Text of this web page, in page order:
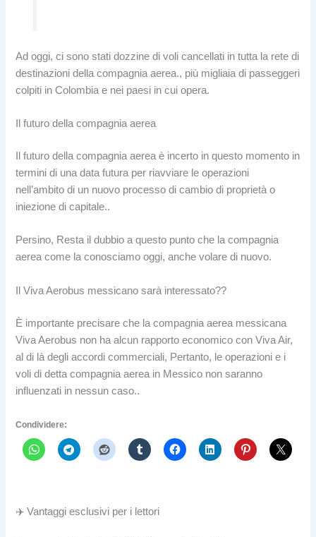
Ad oggi, ci sono stati dozzine di voli cancellati in tutta la rete di
destinazioni della compagnia aerea., più migliaia di passeggeri
colpiti in Colombia e nei paesi in cui opera.
Il futuro della compagnia aerea
Il futuro della compagnia aerea è incerto in questo momento in
termini di una data futura per riavviare le operazioni
nell’ambito di un nuovo processo di cambio di proprietà o
iniezione di capitale..
Persino, Resta il dubbio a questo punto che la compagnia
aerea come la conosciamo oggi, anche volare di nuovo.
Il Viva Aerobus messicano sarà interessato??
È importante precisare che la compagnia aerea messicana
Viva Aerobus non ha alcun rapporto economico con Viva Air,
al di là degli accordi commerciali, Pertanto, le operazioni e i
voli di detta compagnia aerea in Messico non saranno
influenzati in nessun caso..
Condividere:
✈️ Vantaggi esclusivi per i lettori